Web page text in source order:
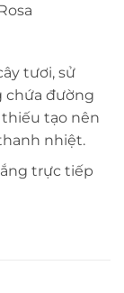
tươi, sử
chứa đường
tạo nên
nhiệt.
trực tiếp